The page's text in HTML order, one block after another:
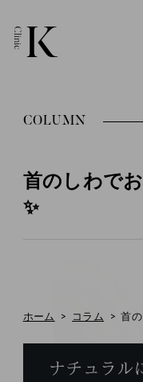
COLUMN
首のしわで
✨
ホーム コラム 首